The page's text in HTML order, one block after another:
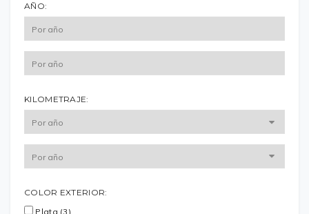
AÑO:
KILOMETRAJE:
COLOR EXTERIOR:
Plata (3)